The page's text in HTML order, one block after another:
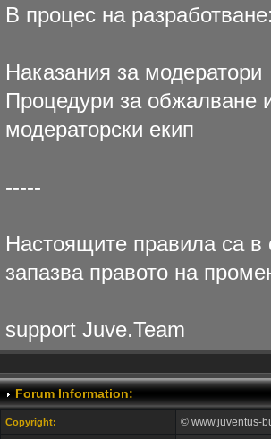
В процес на разработване:
Наказания за модератори
Процедури за обжалване
модераторски екип
-----
Настоящите правила са в
запазва правото на
support Juve.Team
Forum Information:
Copyright: © www.juventus-